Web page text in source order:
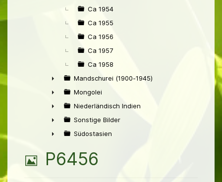
►
Ca 1954
Ca 1955
Ca 1956
Ca 1957
Ca 1958
►
Mandschurei (1900-1945)
►
Mongolei
►
Niederländisch Indien
►
Sonstige Bilder
Südostasien
B
P6456